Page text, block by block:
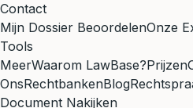
Contact
Mijn Dossier BeoordelenOnze
Tools
MeerWaarom LawBase?Prijzen
OnsRechtbankenBlog
Document Nakijken